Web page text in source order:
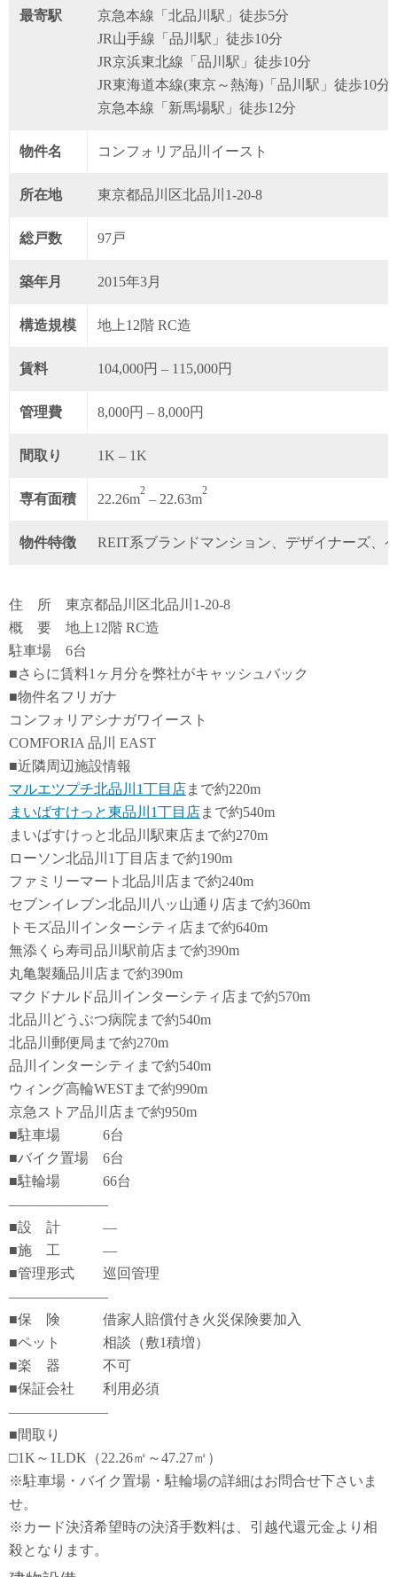
最寄駅
京急本線「北品川駅」徒歩5分
JR山手線「品川駅」徒歩10分
JR京浜東北線「品川駅」徒歩10分
JR東海道本線(東京～熱海)「品川駅」徒歩10分
京急本線「新馬場駅」徒歩12分
物件名 コンフォリア品川イースト
所在地 東京都品川区北品川1-20-8
総戸数 97戸
築年月 2015年3月
構造規模 地上12階 RC造
賃料 104,000円 – 115,000円
管理費 8,000円 – 8,000円
間取り 1K – 1K
専有面積 22.26m
2
– 22.63m
2
物件特徴 REIT系ブランドマンション、デザイナーズ、
住 所 東京都品川区北品川1-20-8
概 要 地上12階 RC造
駐車場 6台
■さらに賃料1ヶ月分を弊社がキャッシュバック
■物件名フリガナ
コンフォリアシナガワイースト
COMFORIA 品川 EAST
■近隣周辺施設情報
マルエツプチ北品川1丁目店まで約220m
まいばすけっと東品川1丁目店まで約540m
まいばすけっと北品川駅東店まで約270m
ローソン北品川1丁目店まで約190m
ファミリーマート北品川店まで約240m
セブンイレブン北品川八ッ山通り店まで約360m
トモズ品川インターシティ店まで約640m
無添くら寿司品川駅前店まで約390m
丸亀製麺品川店まで約390m
マクドナルド品川インターシティ店まで約570m
北品川どうぶつ病院まで約540m
北品川郵便局まで約270m
品川インターシティまで約540m
ウィング高輪WESTまで約990m
京急ストア品川店まで約950m
■駐車場 6台
■バイク置場 6台
■駐輪場 66台
―――――――
■設 計 ―
■施 工 ―
■管理形式 巡回管理
―――――――
■保 険 借家人賠償付き火災保険要加入
■ペット 相談（敷1積増）
■楽 器 不可
■保証会社 利用必須
―――――――
■間取り
□1K～1LDK（22.26㎡～47.27㎡）
※駐車場・バイク置場・駐輪場の詳細はお問合せ下さいま
せ。
※カード決済希望時の決済手数料は、引越代還元金より相
殺となります。